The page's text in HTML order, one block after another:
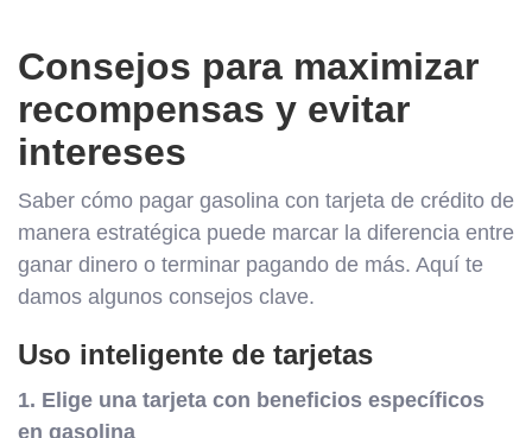
Consejos para maximizar
recompensas y evitar
intereses
Saber cómo pagar gasolina con tarjeta de crédito de
manera estratégica puede marcar la diferencia entre
ganar dinero o terminar pagando de más. Aquí te
damos algunos consejos clave.
Uso inteligente de tarjetas
1. Elige una tarjeta con beneficios específicos
en gasolina